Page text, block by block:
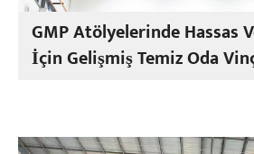
GMP Atölyelerinde Hassas
İçin Gelişmiş Temiz Oda